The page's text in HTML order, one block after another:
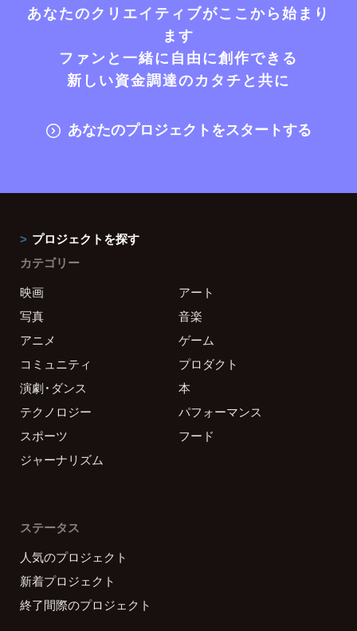
あなたのクリエイティブがここから始まり
ます
ファンと一緒に自由に創作できる
新しい資金調達のカタチと共に
あなたのプロジェクトをスタートする
プロジェクトを探す
カテゴリー
映画
アート
写真
音楽
アニメ
ゲーム
コミュニティ
プロダクト
演劇・ダンス
本
テクノロジー
パフォーマンス
スポーツ
フード
ジャーナリズム
ステータス
人気のプロジェクト
新着プロジェクト
終了間際のプロジェクト